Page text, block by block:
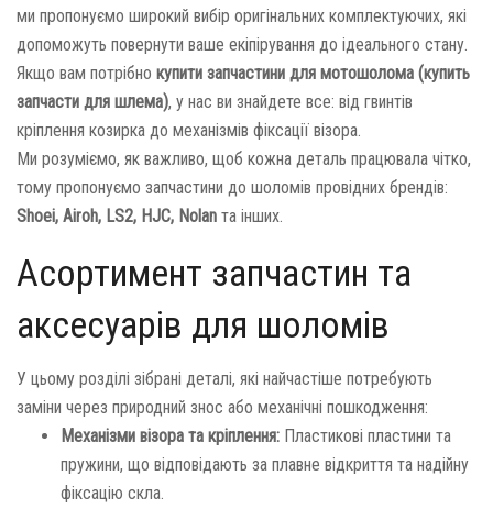
ми пропонуємо широкий вибір оригінальних комплектуючих, які
допоможуть повернути ваше екіпірування до ідеального стану.
Якщо вам потрібно купити запчастини для мотошолома (купить
запчасти для шлема), у нас ви знайдете все: від гвинтів
кріплення козирка до механізмів фіксації візора.
Ми розуміємо, як важливо, щоб кожна деталь працювала чітко,
тому пропонуємо запчастини до шоломів провідних брендів:
Shoei, Airoh, LS2, HJC, Nolan та інших.
Асортимент запчастин та
аксесуарів для шоломів
У цьому розділі зібрані деталі, які найчастіше потребують
заміни через природний знос або механічні пошкодження:
Механізми візора та кріплення: Пластикові пластини та
пружини, що відповідають за плавне відкриття та надійну
фіксацію скла.